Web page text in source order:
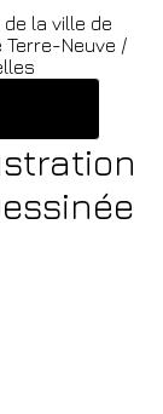
la ville de
Terre-Neuve /